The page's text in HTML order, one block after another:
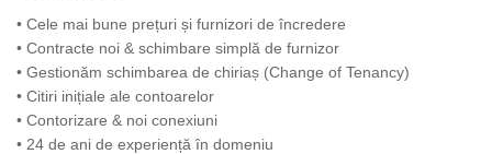
• Cele mai bune prețuri și furnizori de încredere
• Contracte noi & schimbare simplă de furnizor
• Gestionăm schimbarea de chiriaș (Change of Tenancy)
• Citiri inițiale ale contoarelor
• Contorizare & noi conexiuni
• 24 de ani de experiență în domeniu